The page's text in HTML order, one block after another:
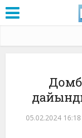
05.02.2024 16:18